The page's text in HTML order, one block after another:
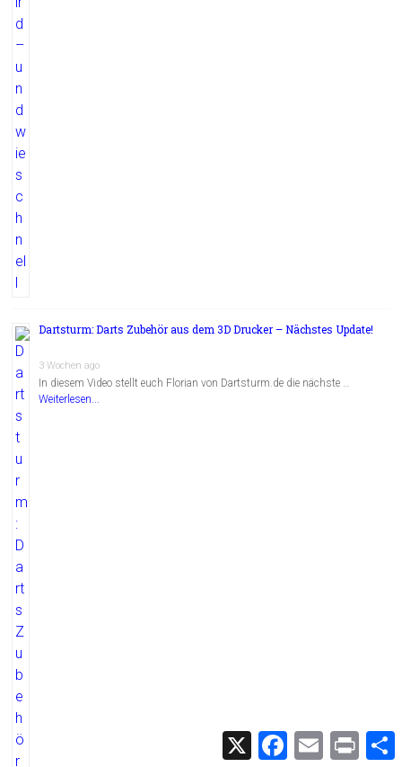
Dartsturm: Darts Zubehör aus dem 3D Drucker – Nächstes Update!
3 Wochen ago
In diesem Video stellt euch Florian von Dartsturm.de die nächste …
Weiterlesen...
X
F
E
m
P